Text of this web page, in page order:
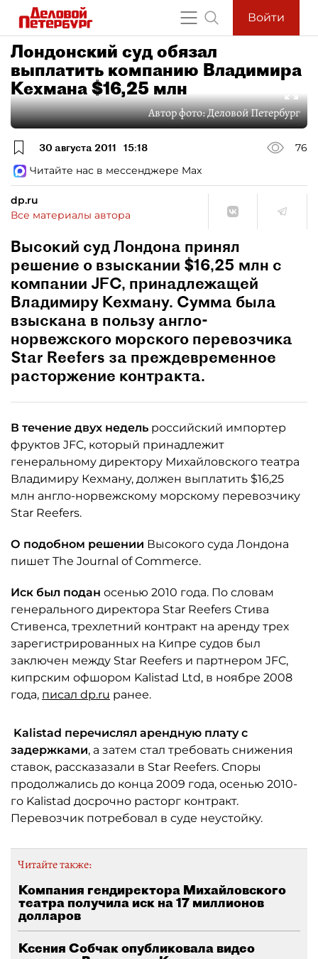
Войти
Лондонский суд обязал
выплатить компанию Владимира
Кехмана $16,25 млн
Автор фото:Деловой Петербург
30 августа 2011 15:18
76
Читайте нас в мессенджере Max
dp.ru
Все материалы автора
Высокий суд Лондона принял
решение о взыскании $16,25 млн с
компании JFC, принадлежащей
Владимиру Кехману. Сумма была
взыскана в пользу англо-
норвежского морского перевозчика
Star Reefers за преждевременное
расторжение контракта.
В течение двух недель российский импортер
фруктов JFC, который принадлежит
генеральному директору Михайловского театра
Владимиру Кехману, должен выплатить $16,25
млн англо-норвежскому морскому перевозчику
Star Reefers.
О подобном решении Высокого суда Лондона
пишет The Journal of Commerce.
Иск был подан осенью 2010 года. По словам
генерального директора Star Reefers Стива
Стивенса, трехлетний контракт на аренду трех
зарегистрированных на Кипре судов был
заключен между Star Reefers и партнером JFC,
кипрским офшором Kalistad Ltd, в ноябре 2008
года, писал dp.ru ранее.
Kalistad перечислял арендную плату с
задержками, а затем стал требовать снижения
ставок, рассказазали в Star Reefers. Споры
продолжались до конца 2009 года, осенью 2010-
го Kalistad досрочно расторг контракт.
Перевозчик потребовал в суде неустойку.
Читайте также:
Компания гендиректора Михайловского
театра получила иск на 17 миллионов
долларов
Ксения Собчак опубликовала видео